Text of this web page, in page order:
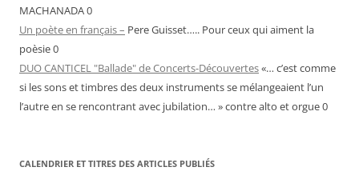
MACHANADA 0
Un poète en français – Pere Guisset….. Pour ceux qui aiment la
poèsie 0
DUO CANTICEL "Ballade" de Concerts-Découvertes«… c’est comme
si les sons et timbres des deux instruments se mélangeaient l’un
l’autre en se rencontrant avec jubilation… » contre alto et orgue 0
CALENDRIER ET TITRES DES ARTICLES PUBLIÉS